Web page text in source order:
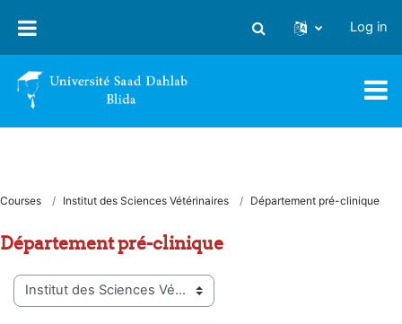
Toggle search input
Log in
Courses Institut des Sciences Vétérinaires Département pré-clinique
Département pré-clinique
Course categories